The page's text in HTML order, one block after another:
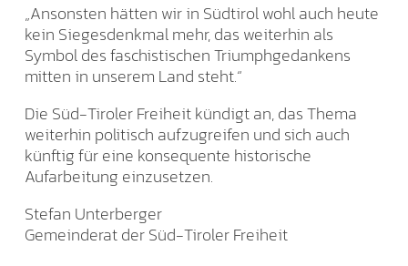
„Ansonsten hätten wir in Südtirol wohl auch heute
kein Siegesdenkmal mehr, das weiterhin als
Symbol des faschistischen Triumphgedankens
mitten in unserem Land steht.“
Die Süd-Tiroler Freiheit kündigt an, das Thema
weiterhin politisch aufzugreifen und sich auch
künftig für eine konsequente historische
Aufarbeitung einzusetzen.
Stefan Unterberger
Gemeinderat der Süd-Tiroler Freiheit